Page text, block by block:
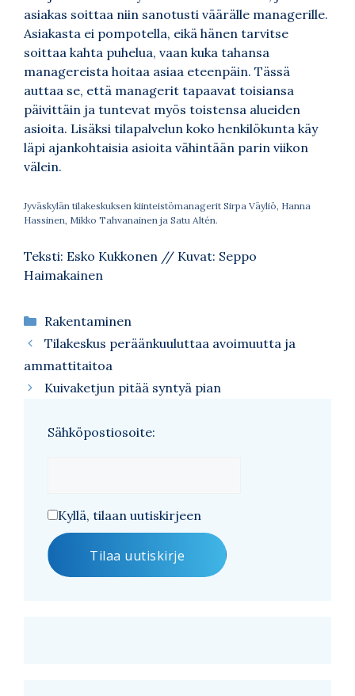
asiakas soittaa niin sanotusti väärälle managerille.
Asiakasta ei pompotella, eikä hänen tarvitse
soittaa kahta puhelua, vaan kuka tahansa
managereista hoitaa asiaa eteenpäin. Tässä
auttaa se, että managerit tapaavat toisiansa
päivittäin ja tuntevat myös toistensa alueiden
asioita. Lisäksi tilapalvelun koko henkilökunta käy
läpi ajankohtaisia asioita vähintään parin viikon
välein.
Jyväskylän tilakeskuksen kiinteistömanagerit Sirpa Väyliö, Hanna
Hassinen, Mikko Tahvanainen ja Satu Altén.
Teksti: Esko Kukkonen // Kuvat: Seppo
Haimakainen
Kategoriat
Rakentaminen
Tilakeskus peräänkuuluttaa avoimuutta ja
ammattitaitoa
Kuivaketjun pitää syntyä pian
Sähköpostiosoite:
Kyllä, tilaan uutiskirjeen